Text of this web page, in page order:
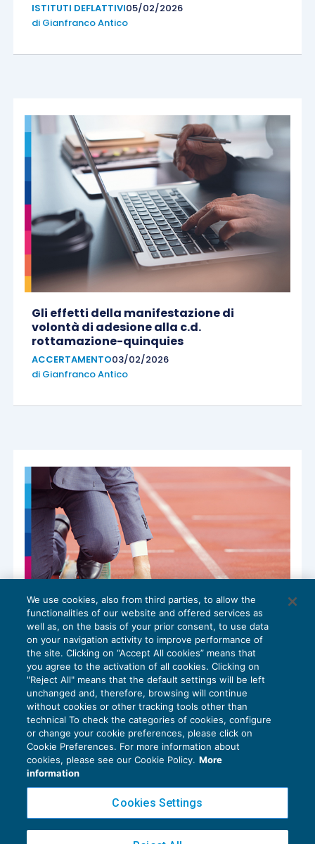
ISTITUTI DEFLATTIVI05/02/2026
di Gianfranco Antico
Gli effetti della manifestazione di
volontà di adesione alla c.d.
rottamazione-quinquies
ACCERTAMENTO03/02/2026
di Gianfranco Antico
Ai nastri di partenza la Rottamazione-
quinquies
ISTITUTI DEFLATTIVI07/01/2026
diGianfranco Antico
Privacy Policy
Cookie Policy
We use cookies, also from third parties, to allow the
functionalities of our website and offered services as
well as, on the basis of your prior consent, to use data
on your navigation activity to improve performance of
the site. Clicking on “Accept All cookies” means that
you agree to the activation of all cookies. Clicking on
"Reject All" means that the default settings will be left
unchanged and, therefore, browsing will continue
without cookies or other tracking tools other than
technical To check the categories of cookies, configure
or change your cookie preferences, please click on
Cookie Preferences. For more information about
cookies, please see our Cookie Policy. More
information
Cookies Settings